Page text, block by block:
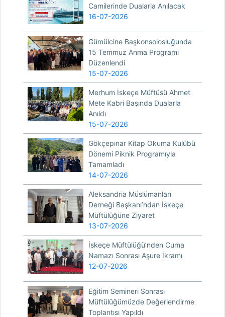
Camilerinde Dualarla Anılacak
16-07-2026
Gümülcine Başkonsolosluğunda
15 Temmuz Anma Programı
Düzenlendi
15-07-2026
Merhum İskeçe Müftüsü Ahmet
Mete Kabri Başında Dualarla
Anıldı
15-07-2026
Gökçepınar Kitap Okuma Kulübü
Dönemi Piknik Programıyla
Tamamladı
14-07-2026
Aleksandria Müslümanları
Derneği Başkanı’ndan İskeçe
Müftülüğüne Ziyaret
13-07-2026
İskeçe Müftülüğü’nden Cuma
Namazı Sonrası Aşure İkramı
12-07-2026
Eğitim Semineri Sonrası
Müftülüğümüzde Değerlendirme
Toplantısı Yapıldı